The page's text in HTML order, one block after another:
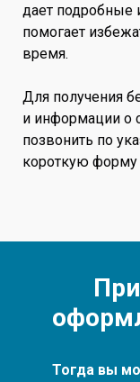
дает подробные
помогает
время.
Для получения
и информации о
позвонить по
короткую форму
Тогда вы